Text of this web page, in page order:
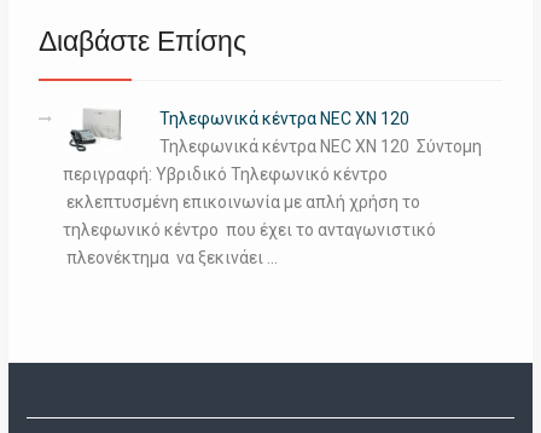
Διαβάστε Επίσης
Τηλεφωνικά κέντρα NEC XN 120
Τηλεφωνικά κέντρα NEC XN 120 Σύντομη
περιγραφή: Υβριδικό Τηλεφωνικό κέντρο
εκλεπτυσμένη επικοινωνία με απλή χρήση το
τηλεφωνικό κέντρο που έχει το ανταγωνιστικό
πλεονέκτημα να ξεκινάει …